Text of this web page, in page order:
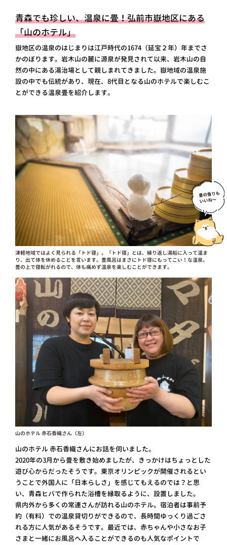
青森でも珍しい、温泉に畳！弘前市嶽地区にある
「山のホテル」
嶽地区の温泉のはじまりは江戸時代の1674（延宝２年）年までさ
かのぼります。岩木山の麓に源泉が発見されて以来、岩木山の自
然の中にある湯治場として親しまれてきました。嶽地域の温泉施
設の中でも伝統があり、現在、8代目となる山のホテルで楽しむこ
とができる温泉畳を紹介します。
津軽地域ではよく見られる「トド寝」。「トド寝」とは、繰り返し湯船に入って温ま
り、出て体を休めることを言います。畳風呂はまさにトド寝にもってこい！な温泉。
畳の上で寝転がれるので、体も痛めず温泉を楽しむことができます。
山のホテル 赤石香織さん（左）
山のホテル 赤石香織さんにお話を伺いました。
2020年の3月から畳を敷き始めましたが、きっかけはちょっとした
遊び心からだったそうです。東京オリンピックが開催されるとい
うことで外国人に「日本らしさ」を感じてもえるのでは？と思
い、青森ヒバで作られた浴槽を縁取るように、設置しました。
県内外から多くの常連さんが訪れる山のホテル。宿泊者は事前予
約（有料）での温泉貸切りができるので、長時間ゆっくり過ごさ
れる方に人気があるそうです。最近では、赤ちゃんや小さなお子
さまと一緒にお風呂へ入ることができるのも人気なポイントで